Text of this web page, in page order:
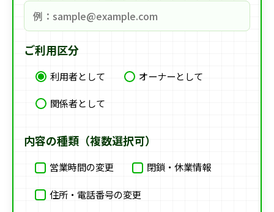
ご利用区分
利用者として
オーナーとして
関係者として
内容の種類（複数選択可）
営業時間の変更 閉鎖・休業情報
住所・電話番号の変更